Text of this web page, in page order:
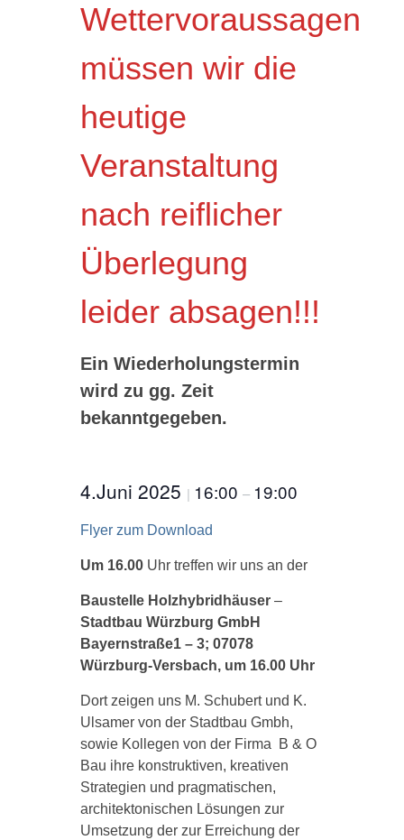
Wettervoraussagen
müssen wir die
heutige
Veranstaltung
nach reiflicher
Überlegung
leider absagen!!!
Ein Wiederholungstermin
wird zu gg. Zeit
bekanntgegeben.
4.Juni 2025 | 16:00 – 19:00
Flyer zum Download
Um 16.00 Uhr treffen wir uns an der
Baustelle Holzhybridhäuser –
Stadtbau Würzburg GmbH
Bayernstraße1 – 3; 07078
Würzburg-Versbach, um 16.00 Uhr
Dort zeigen uns M. Schubert und K.
Ulsamer von der Stadtbau Gmbh,
sowie Kollegen von der Firma B & O
Bau ihre konstruktiven, kreativen
Strategien und pragmatischen,
architektonischen Lösungen zur
Umsetzung der zur Erreichung der